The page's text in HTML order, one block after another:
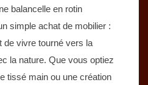
balancelle en rotin
simple achat de mobilier :
de vivre tourné vers la
la nature. Que vous optiez
tissé main ou une création